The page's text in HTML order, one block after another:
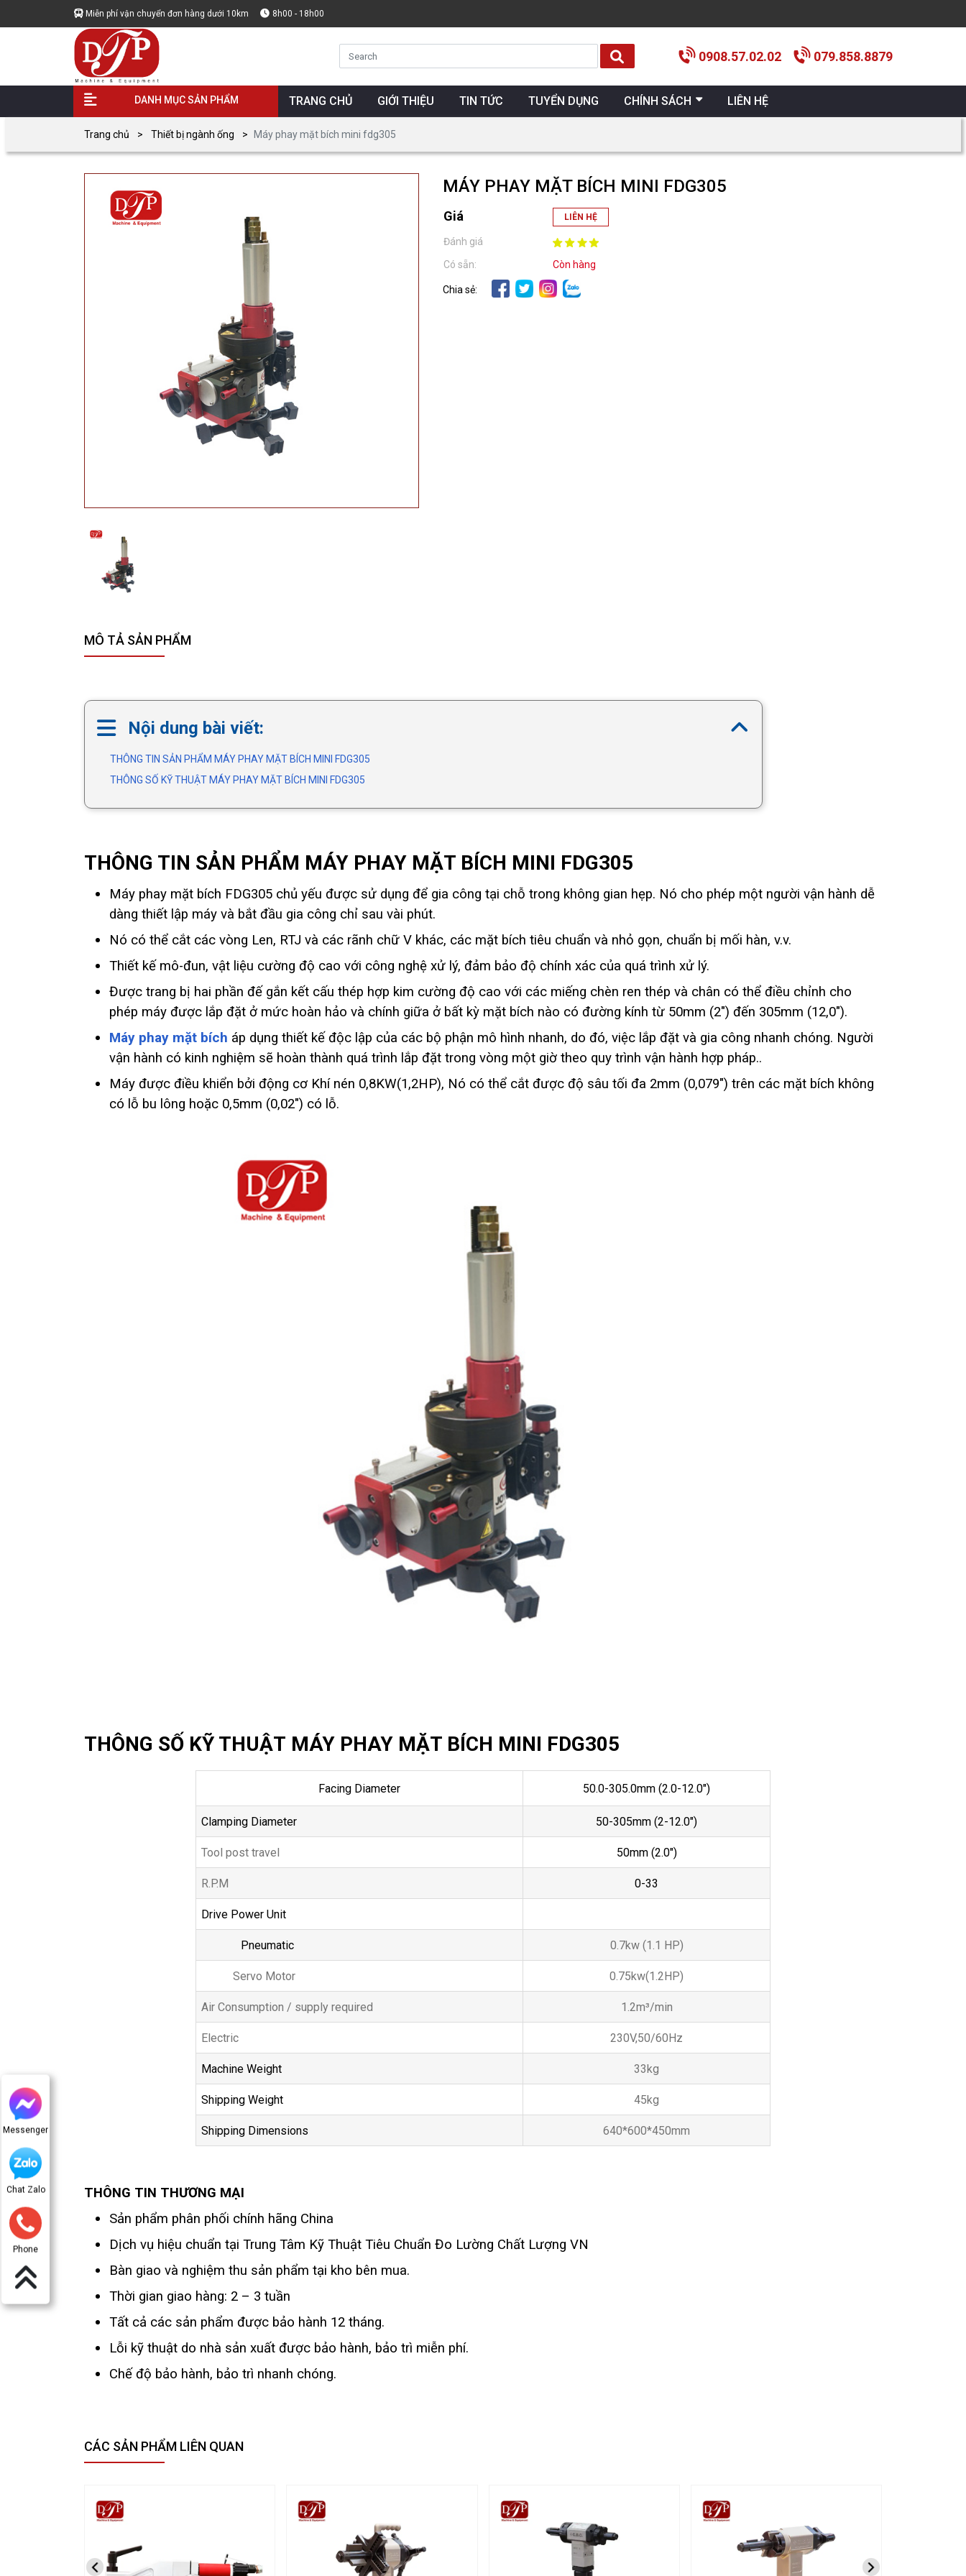
Miễn phí vận chuyển đơn hàng dưới 10km 8h00 - 18h00
0908.57.02.02 079.858.8879
DANH MỤC SẢN PHẨM TRANG CHỦ GIỚI THIỆU TIN TỨC TUYỂN DỤNG CHÍNH SÁCH LIÊN HỆ
Messenger
Chat Zalo
Phone
Trang chủ Thiết bị ngành ống Máy phay mặt bích mini fdg305
MÁY PHAY MẶT BÍCH MINI FDG305
Giá LIÊN HỆ
Đánh giá
Có sẵn:
Còn hàng
Chia sẻ:
MÔ TẢ SẢN PHẨM
Nội dung bài viết:
THÔNG TIN SẢN PHẨM MÁY PHAY MẶT BÍCH MINI FDG305
THÔNG SỐ KỸ THUẬT MÁY PHAY MẶT BÍCH MINI FDG305
THÔNG TIN SẢN PHẨM MÁY PHAY MẶT BÍCH MINI FDG305
Máy phay mặt bích FDG305 chủ yếu được sử dụng để gia công tại chỗ trong không gian hẹp. Nó cho phép một người vận hành dễ
dàng thiết lập máy và bắt đầu gia công chỉ sau vài phút.
Nó có thể cắt các vòng Len, RTJ và các rãnh chữ V khác, các mặt bích tiêu chuẩn và nhỏ gọn, chuẩn bị mối hàn, v.v.
Thiết kế mô-đun, vật liệu cường độ cao với công nghệ xử lý, đảm bảo độ chính xác của quá trình xử lý.
Được trang bị hai phần đế gắn kết cấu thép hợp kim cường độ cao với các miếng chèn ren thép và chân có thể điều chỉnh cho
phép máy được lắp đặt ở mức hoàn hảo và chính giữa ở bất kỳ mặt bích nào có đường kính từ 50mm (2″) đến 305mm (12,0″).
Máy phay mặt bích áp dụng thiết kế độc lập của các bộ phận mô hình nhanh, do đó, việc lắp đặt và gia công nhanh chóng. Người
vận hành có kinh nghiệm sẽ hoàn thành quá trình lắp đặt trong vòng một giờ theo quy trình vận hành hợp pháp..
Máy được điều khiển bởi động cơ Khí nén 0,8KW(1,2HP), Nó có thể cắt được độ sâu tối đa 2mm (0,079″) trên các mặt bích không
có lỗ bu lông hoặc 0,5mm (0,02″) có lỗ.
THÔNG SỐ KỸ THUẬT MÁY PHAY MẶT BÍCH MINI FDG305
Facing Diameter 50.0-305.0mm (2.0-12.0″)
Clamping Diameter 50-305mm (2-12.0″)
Tool post travel 50mm (2.0″)
R.P.M 0-33
Drive Power Unit
Pneumatic 0.7kw (1.1 HP)
Servo Motor 0.75kw(1.2HP)
Air Consumption / supply required 1.2m³/min
Electric 230V,50/60Hz
Machine Weight 33kg
Shipping Weight 45kg
Shipping Dimensions 640*600*450mm
THÔNG TIN THƯƠNG MẠI
Sản phẩm phân phối chính hãng China
Dịch vụ hiệu chuẩn tại Trung Tâm Kỹ Thuật Tiêu Chuẩn Đo Lường Chất Lượng VN
Bàn giao và nghiệm thu sản phẩm tại kho bên mua.
Thời gian giao hàng: 2 – 3 tuần
Tất cả các sản phẩm được bảo hành 12 tháng.
Lỗi kỹ thuật do nhà sản xuất được bảo hành, bảo trì miễn phí.
Chế độ bảo hành, bảo trì nhanh chóng.
CÁC SẢN PHẨM LIÊN QUAN